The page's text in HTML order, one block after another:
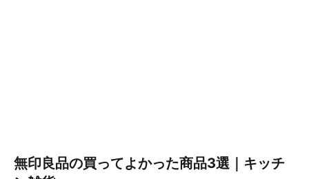
無印良品の買ってよかった商品3選｜キッチ